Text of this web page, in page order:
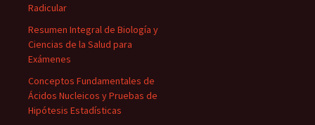
Radicular
Resumen Integral de Biología y
Ciencias de la Salud para
Exámenes
Conceptos Fundamentales de
Ácidos Nucleicos y Pruebas de
Hipótesis Estadísticas